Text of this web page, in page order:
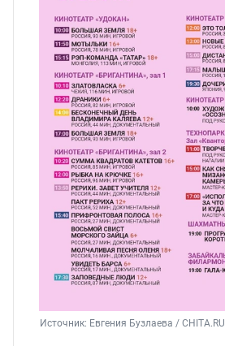
Источник: Евгения Бузлаева / CHITA.RU